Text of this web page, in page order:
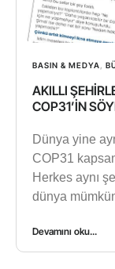
BASIN & MEDYA
AKILLI
COP31’İN
Dünya yine
COP31
Herkes aynı
dünya
Devamını oku...